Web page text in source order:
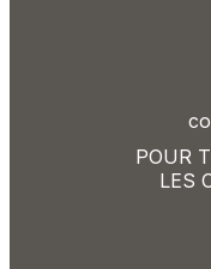
POUR
LES